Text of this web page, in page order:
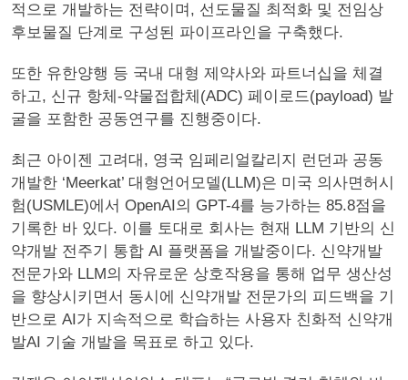
적으로 개발하는 전략이며, 선도물질 최적화 및 전임상
후보물질 단계로 구성된 파이프라인을 구축했다.
또한 유한양행 등 국내 대형 제약사와 파트너십을 체결
하고, 신규 항체-약물접합체(ADC) 페이로드(payload) 발
굴을 포함한 공동연구를 진행중이다.
최근 아이젠 고려대, 영국 임페리얼칼리지 런던과 공동
개발한 ‘Meerkat’ 대형언어모델(LLM)은 미국 의사면허시
험(USMLE)에서 OpenAI의 GPT-4를 능가하는 85.8점을
기록한 바 있다. 이를 토대로 회사는 현재 LLM 기반의 신
약개발 전주기 통합 AI 플랫폼을 개발중이다. 신약개발
전문가와 LLM의 자유로운 상호작용을 통해 업무 생산성
을 향상시키면서 동시에 신약개발 전문가의 피드백을 기
반으로 AI가 지속적으로 학습하는 사용자 친화적 신약개
발AI 기술 개발을 목표로 하고 있다.